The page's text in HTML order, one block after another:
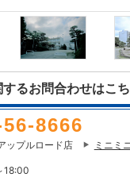
るお問合わせはこ
8666
ップルロード店
ミニミ
18:00